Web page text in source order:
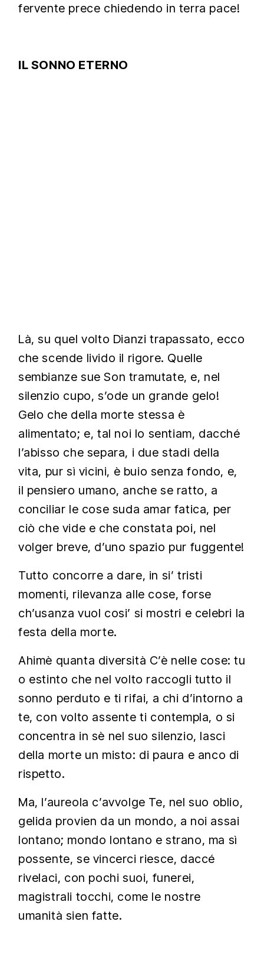
fervente prece chiedendo in terra pace!
IL SONNO ETERNO
Là, su quel volto Dianzi trapassato, ecco
che scende livido il rigore. Quelle
sembianze sue Son tramutate, e, nel
silenzio cupo, s’ode un grande gelo!
Gelo che della morte stessa è
alimentato; e, tal noi lo sentiam, dacché
l’abisso che separa, i due stadi della
vita, pur sì vicini, è buio senza fondo, e,
il pensiero umano, anche se ratto, a
conciliar le cose suda amar fatica, per
ciò che vide e che constata poi, nel
volger breve, d’uno spazio pur fuggente!
Tutto concorre a dare, in si’ tristi
momenti, rilevanza alle cose, forse
ch’usanza vuol cosi’ si mostri e celebri la
festa della morte.
Ahimè quanta diversità C’è nelle cose: tu
o estinto che nel volto raccogli tutto il
sonno perduto e ti rifai, a chi d’intorno a
te, con volto assente ti contempla, o si
concentra in sè nel suo silenzio, lasci
della morte un misto: di paura e anco di
rispetto.
Ma, l’aureola c’avvolge Te, nel suo oblio,
gelida provien da un mondo, a noi assai
lontano; mondo lontano e strano, ma sì
possente, se vincerci riesce, daccé
rivelaci, con pochi suoi, funerei,
magistrali tocchi, come le nostre
umanità sien fatte.